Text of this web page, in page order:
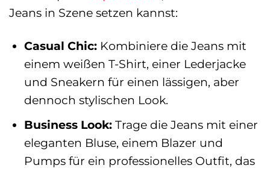
Jeans in Szene setzen kannst:
Casual Chic:Kombiniere die Jeans mit
einem weißen T-Shirt, einer Lederjacke
und Sneakern für einen lässigen, aber
dennoch stylischen Look.
Business Look:Trage die Jeans mit einer
eleganten Bluse, einem Blazer und
Pumps für ein professionelles Outfit, das